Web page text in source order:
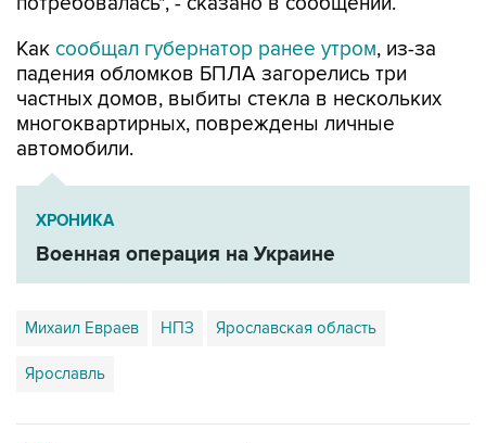
Как сообщал губернатор ранее утром, из-за
падения обломков БПЛА загорелись три
частных домов, выбиты стекла в нескольких
многоквартирных, повреждены личные
автомобили.
ХРОНИКА
Военная операция на Украине
Михаил Евраев НПЗ Ярославская область
Ярославль